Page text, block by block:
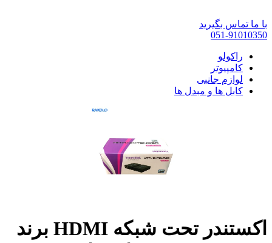
با ما تماس بگیرید
051-91010350
راکولو
کامپیوتر
لوازم جانبی
کابل ها و مبدل ها
اکستندر تحت شبکه HDMI برند